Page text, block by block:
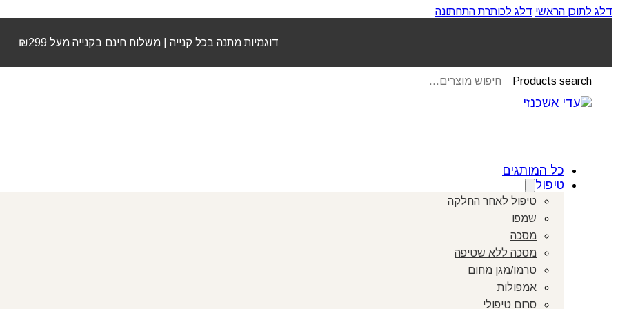
דלג לתוכן הראשי דלג לכותרת התחתונה
דוגמיות מתנה בכל קנייה | משלוח חינם בקנייה מעל ₪299
Products search
כל המותגים
טיפול
טיפול לאחר החלקה
שמפו
מסכה
מסכה ללא שטיפה
טרמו/מגן מחום
אמפולות
סרום טיפולי